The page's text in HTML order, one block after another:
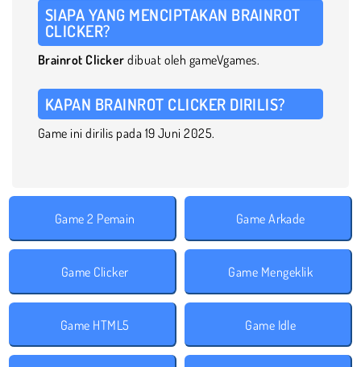
SIAPA YANG MENCIPTAKAN BRAINROT
CLICKER?
Brainrot Clicker dibuat oleh gameVgames.
KAPAN BRAINROT CLICKER DIRILIS?
Game ini dirilis pada 19 Juni 2025.
Game 2 Pemain Game Arkade
Game Clicker Game Mengeklik
Game HTML5 Game Idle